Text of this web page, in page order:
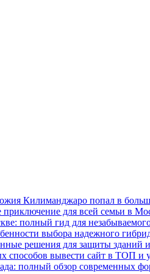
Килиманджаро попал в
для всей семьи в
полный гид для
выбора надежного
решения для защиты зданий
способов вывести сайт в ТОП и
полный обзор современных